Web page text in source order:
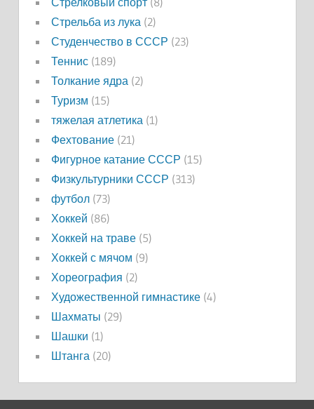
Стрельба из лука(2)
Студенчество в СССР (23)
Теннис(189)
Толкание ядра(2)
Туризм (15)
тяжелая атлетика(1)
Фехтование(21)
Фигурное катание СССР (15)
Физкультурники СССР (313)
футбол(73)
Хоккей (86)
Хоккей на траве(5)
Хоккей с мячом (9)
Хореография (2)
Художественной гимнастике(4)
Шахматы (29)
Шашки (1)
Штанга(20)